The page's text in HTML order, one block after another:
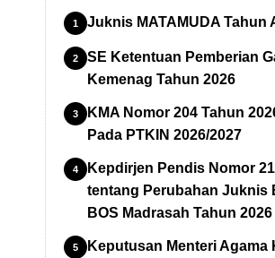
Juknis MATAMUDA Tahun
SE Ketentuan Pemberian
Kemenag Tahun 2026
KMA Nomor 204 Tahun
Pada PTKIN 2026/2027
Kepdirjen Pendis Nomor
tentang Perubahan Juknis
BOS Madrasah Tahun 2026
Keputusan Menteri Agama